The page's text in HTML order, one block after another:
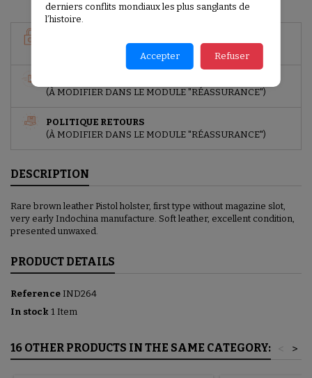
(À MODIFIER DANS LE MODULE "RÉASSURANCE")
(À MODIFIER DANS LE MODULE "RÉASSURANCE")
POLITIQUE RETOURS
(À MODIFIER DANS LE MODULE "RÉASSURANCE")
DESCRIPTION
Rare brown leather Pistol holster, first type without magazine slot,
very early Indochina manufacture. Soft leather, excellent condition,
presented unwaxed.
PRODUCT DETAILS
Reference IND264
In stock 1 Item
16 OTHER PRODUCTS IN THE SAME CATEGORY: >
<
derniers conflits mondiaux les plus sanglants de
l’histoire.
Accepter Refuser